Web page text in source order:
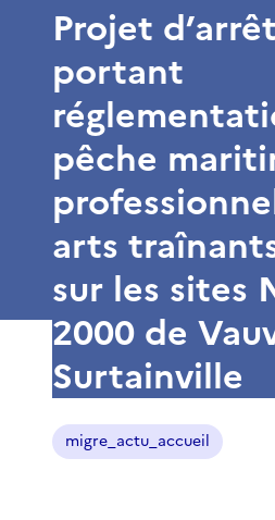
Projet
portant
pêche
arts
sur les sites
2000 de
Surtainville
migre_actu_accueil